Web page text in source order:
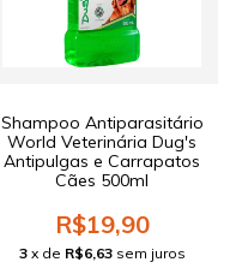
Shampoo Antiparasitário
World Veterinária Dug's
Antipulgas e Carrapatos
Cães 500ml
R$19,90
3 x de R$6,63 sem juros